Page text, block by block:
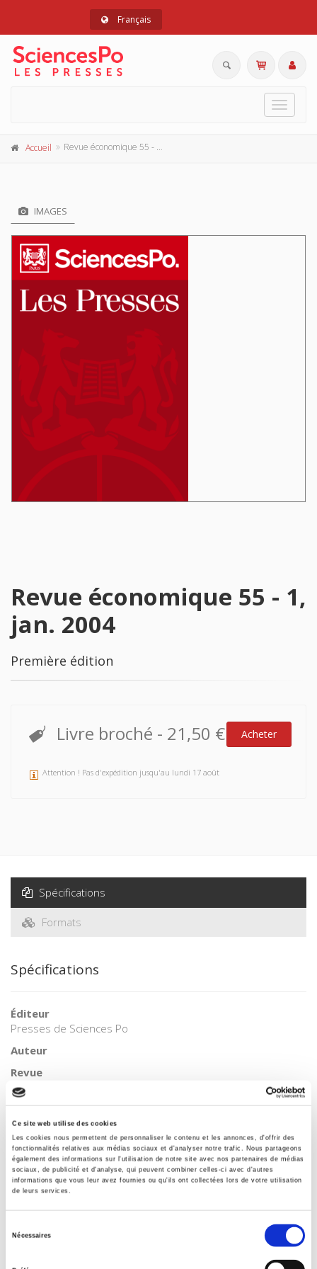
Ce site web utilise des cookies
Les cookies nous permettent de personnaliser le contenu et les annonces, d'offrir des
fonctionnalités relatives aux médias sociaux et d'analyser notre trafic. Nous partageons
également des informations sur l'utilisation de notre site avec nos partenaires de médias
sociaux, de publicité et d'analyse, qui peuvent combiner celles-ci avec d'autres
informations que vous leur avez fournies ou qu'ils ont collectées lors de votre utilisation
de leurs services.
Nécessaires
Français
Toggle
Accueil Revue économique 55 - 1, jan. 2004
IMAGES
Revue économique 55 - 1,
jan. 2004
Première édition
Livre broché - 21,50 € Acheter
Attention ! Pas d'expédition jusqu'au lundi 17 août
Spécifications
Formats
Spécifications
Éditeur
Presses de Sciences Po
Auteur
Revue
Revue économique
ISSN
00352764
Langue
français
BISAC Subject Heading
POL000000 POLITICAL SCIENCE
06 Professionnel et académique